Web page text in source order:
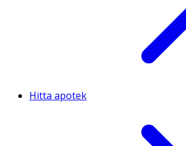
Hitta apotek